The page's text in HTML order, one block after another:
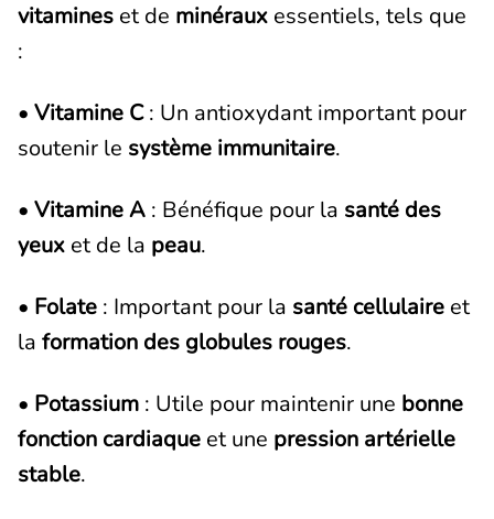
vitamines et de minéraux essentiels, tels que
:
• Vitamine C: Un antioxydant important pour
soutenir le système immunitaire.
• Vitamine A : Bénéfique pour la santé des
yeux et de la peau.
• Folate : Important pour la santé cellulaire et
la formation des globules rouges.
• Potassium : Utile pour maintenir une bonne
fonction cardiaque et une pression artérielle
stable.